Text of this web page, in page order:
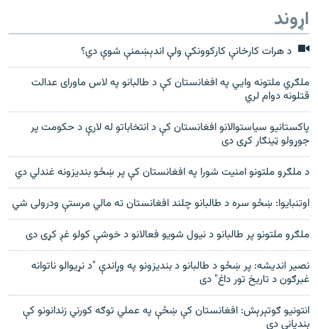
اړوند
د هرات کارخانې کارکوونکې ولې اندېښمنې شوې دي؟
ملګري ملتونه وايي په افغانستان کې د طالبانو په لاس ماورای عدالت
قتلونه دوام لري
پاکستانیو سیاستوالانو افغانستان کې د انتخاباتو له لارې د حکومت پر
جوړولو ټینګار کړی دی
د ملګرو ملتونو امنیت شورا په افغانستان کې پر ښځو بندیزونه غندلي دي
اوتنبایوا: ښځو سره د طالبانو چلند افغانستان ته مالي مرستې ودرولی شي
ملګرو ملتونو پر طالبانو د نيول شویو فعالانو د خوشې کولو غږ کړی دی
نصیر انديشه: پر ښځو د طالبانو د بندیزونو په وړاندې "د نړيوالو ناتوانه
غبرګون د تاريخ تور داغ" دی
انتونيو ګوتېرېش: افغانستان کې ښځې په عملي توګه کورني زندانونو کې
بنديانې دي